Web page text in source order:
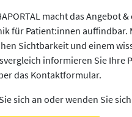
macht das Angebot
für Patient:innen
Sichtbarkeit und einem
informieren Sie Ihre
das Kontaktformular.
sich an oder wenden Sie